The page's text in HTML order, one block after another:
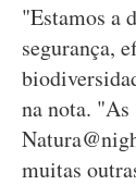
"Estamos a
segurança,
na nota.
muitas